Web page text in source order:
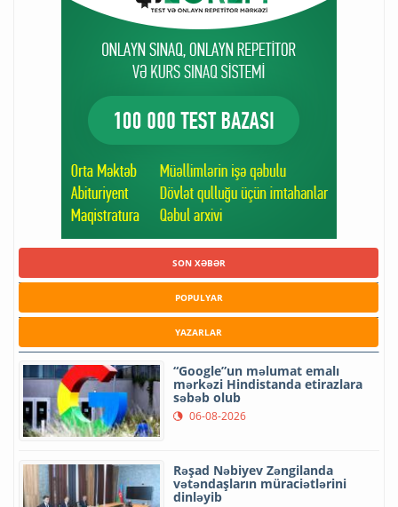
SON XƏBƏR
POPULYAR
YAZARLAR
“Google”un məlumat emalı
mərkəzi Hindistanda etirazlara
səbəb olub
06-08-2026
Rəşad Nəbiyev Zəngilanda
vətəndaşların müraciətlərini
dinləyib